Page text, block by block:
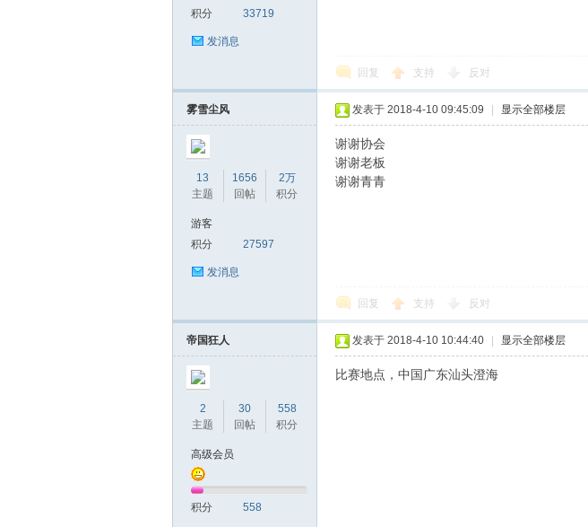
积分
33719
发消息
回复 支持 反对
雾雪尘风
13
主题
1656
回帖
2万
积分
游客
积分
27597
发消息
发表于 2018-4-10 09:45:09 显示全部楼层
谢谢协会
谢谢老板
谢谢青青
回复 支持 反对
帝国狂人
2
主题
30
回帖
558
积分
高级会员
积分 558
发表于 2018-4-10 10:44:40 显示全部楼层
比赛地点，中国广东汕头澄海